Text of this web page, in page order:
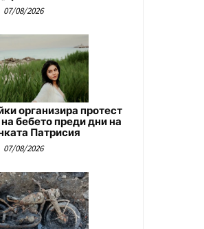
07/08/2026
организира протест
бебето преди дни на
Патрисия
07/08/2026